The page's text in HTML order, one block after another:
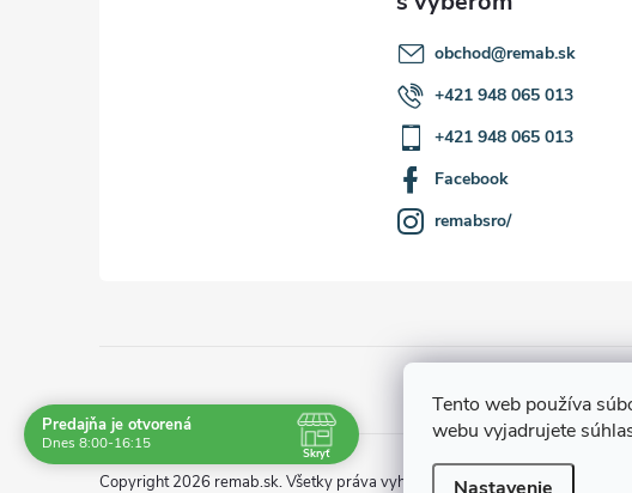
Tento web používa
webu vyjadrujete
obchod@remab.sk
+421 948 065 013
+421 948 065 013
Facebook
remabsro/
Copyright 2026 remab.sk. Všetky práva vyhradené.
Predajňa je otvorená
Dnes 8:00-16:15
Skryť
Navštívte nás osobne
Čas Pauza